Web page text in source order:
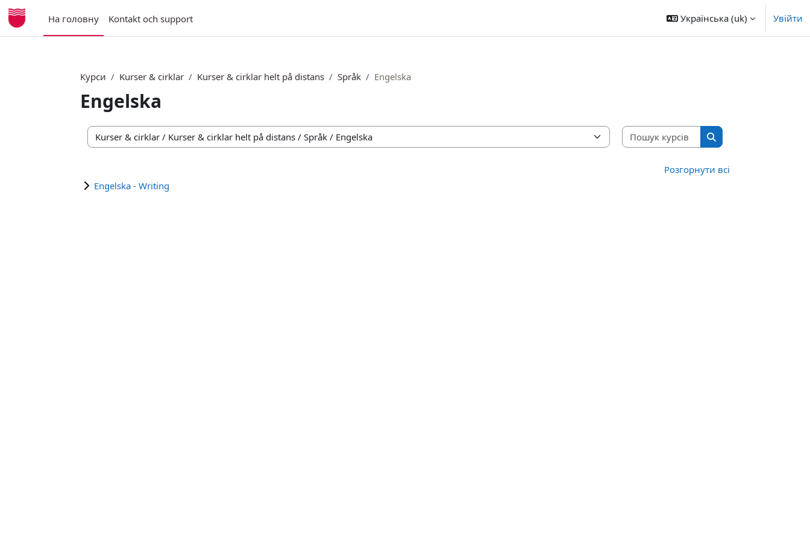
Перейти до головного вмісту
На головну
Kontakt och support Українська ‎(uk)‎ Увійти
Курси Kurser & cirklar Kurser & cirklar helt på distans Språk Engelska
Engelska
Категорії курсів
Пошук курсів
Пошук курсів
Розгорнути всі
Engelska - Writing